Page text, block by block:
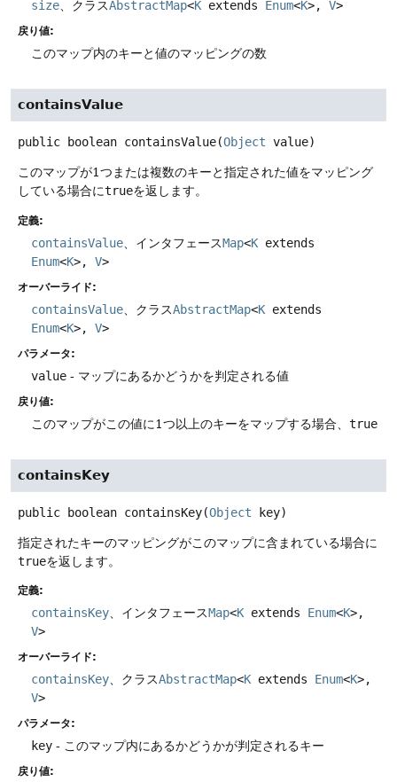
size、クラスAbstractMap<K extends Enum<K>, V>
戻り値:
このマップ内のキーと値のマッピングの数
containsValue
public boolean containsValue(Object value)
このマップが1つまたは複数のキーと指定された値をマッピング
している場合にtrueを返します。
定義:
containsValue 、インタフェースMap<K extends
Enum<K>, V>
オーバーライド:
containsValue 、クラスAbstractMap<K extends
Enum<K>, V>
パラメータ:
value - マップにあるかどうかを判定される値
戻り値:
このマップがこの値に1つ以上のキーをマップする場合、 true
containsKey
public boolean containsKey(Object key)
指定されたキーのマッピングがこのマップに含まれている場合に
trueを返します。
定義:
containsKey 、インタフェースMap<K extends Enum<K>,
V>
オーバーライド:
containsKey 、クラスAbstractMap<K extends Enum<K>,
V>
パラメータ:
key - このマップ内にあるかどうかが判定されるキー
戻り値: